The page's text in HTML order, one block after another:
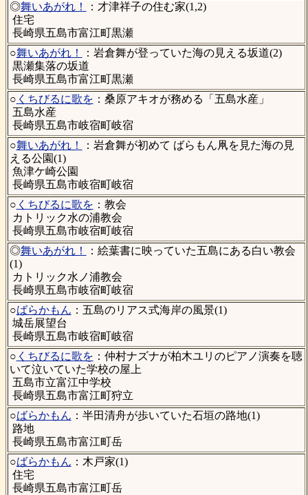
◎舞いあがれ！
：才津祥子の住む家(1,2)
住宅
長崎県五島市富江町黒瀬
○舞いあがれ！
：岩倉舞が登っていた海の見える坂道(2)
黒瀬集落の坂道
長崎県五島市富江町黒瀬
○ くちびるに歌を ：桑原アキオが務める「五島水産」
五島水産
長崎県五島市岐宿町岐宿
○舞いあがれ！
：岩倉舞が初めて ばらもん凧を見た海の見
える公園(1)
魚津ケ崎公園
長崎県五島市岐宿町岐宿
○ くちびるに歌を ：教会
カトリック水の浦教会
長崎県五島市岐宿町岐宿
◎舞いあがれ！
：絵葉書に映っていた五島にある白い教会
(1)
カトリック水ノ浦教会
長崎県五島市岐宿町岐宿
○ばらかもん ：五島のリアス式海岸の風景(1)
城岳展望台
長崎県五島市岐宿町岐宿
○ くちびるに歌を ：仲村ナズナが柏木ユリのピアノ演奏を聴
いて泣いていた学校の屋上
五島市立富江中学校
長崎県五島市富江町狩立
○ばらかもん ：半田清舟が歩いていた石垣の路地(1)
路地
長崎県五島市富江町岳
○ばらかもん ：木戸家(1)
住宅
長崎県五島市富江町岳